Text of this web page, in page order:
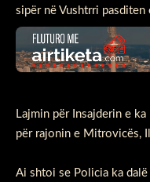
sipër në Vushtrri pasditen
Lajmin për Insajderin e
për rajonin e Mitrovicës,
Ai shtoi se Policia ka